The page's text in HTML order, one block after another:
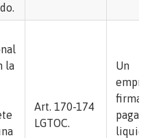
la
Art. 170-174
LGTOC.
Un
firma un
pagaré
liquidar